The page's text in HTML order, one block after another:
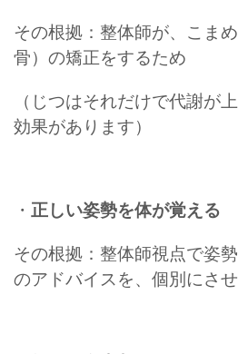
その根拠：整体師が、こま
骨）の矯正をするため
（じつはそれだけで代謝が
効果があります）
・ 正しい姿勢を体が覚える
その根拠：整体師視点で姿
のアドバイスを、個別にさ